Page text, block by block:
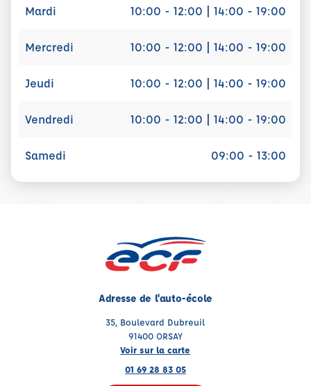
Mardi 10:00 - 12:00 | 14:00 - 19:00
Mercredi 10:00 - 12:00 | 14:00 - 19:00
Jeudi 10:00 - 12:00 | 14:00 - 19:00
Vendredi 10:00 - 12:00 | 14:00 - 19:00
Samedi 09:00 - 13:00
Adresse de l'auto-école
35, Boulevard Dubreuil
91400 ORSAY
Voir sur la carte
01 69 28 83 05